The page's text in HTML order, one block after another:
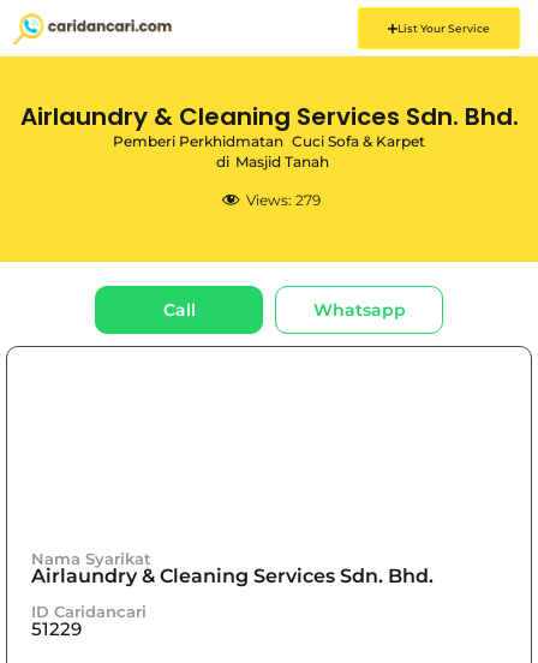
List Your Service
Airlaundry & Cleaning Services Sdn. Bhd.
Pemberi Perkhidmatan Cuci Sofa & Karpet
di Masjid Tanah
Views: 279
Call Whatsapp
Nama Syarikat
Airlaundry & Cleaning Services Sdn. Bhd.
ID Caridancari
51229